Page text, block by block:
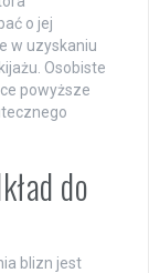
o jej
w uzyskaniu
Osobiste
powyższe
do
blizn jest